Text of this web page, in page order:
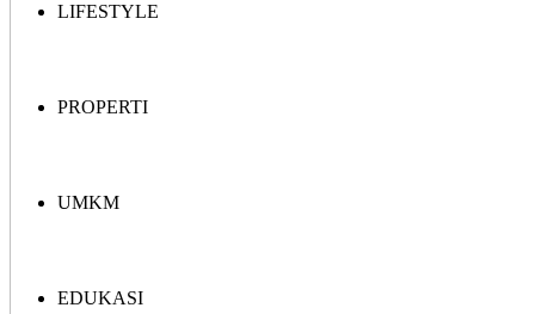
LIFESTYLE
PROPERTI
UMKM
EDUKASI